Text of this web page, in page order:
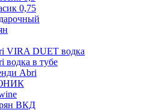
0,75
VIRA DUET водка
водка в тубе
Abri
ВКД